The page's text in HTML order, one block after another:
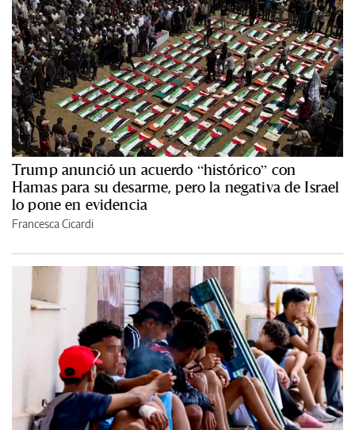
Trump anunció un acuerdo “histórico” con
Hamas para su desarme, pero la negativa de Israel
lo pone en evidencia
Francesca Cicardi